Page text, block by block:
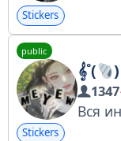
Stickers
public
𝄞˚(
1347
Stickers